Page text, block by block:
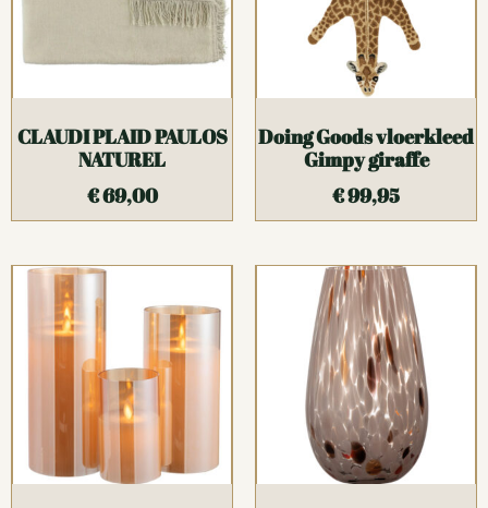
CLAUDI PLAID PAULOS
NATUREL
€69,00
Doing Goods vloerkleed
Gimpy giraffe
€99,95